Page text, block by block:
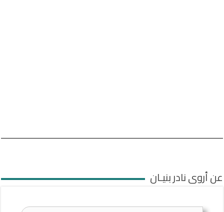
عن أروى نادر بنيـان